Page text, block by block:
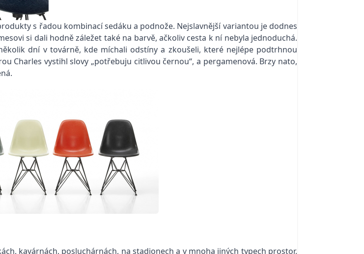
s řadou kombinací sedáku a podnože. Nejslavnější variantou je dodnes
si dali hodně záležet také na barvě, ačkoliv cesta k ní nebyla jednoduchá.
dní v továrně, kde míchali odstíny a zkoušeli, které nejlépe podtrhnou
Charles vystihl slovy „potřebuju citlivou černou“, a pergamenová. Brzy nato,
kavárnách, posluchárnách, na stadionech a v mnoha jiných typech prostor.